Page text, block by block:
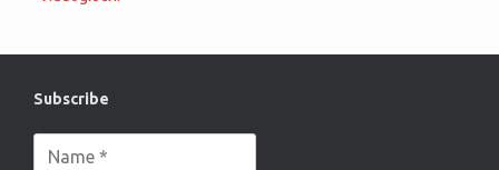
Subscribe